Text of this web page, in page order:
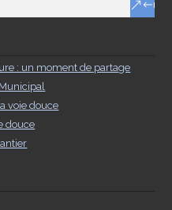
: un moment de partage
voie douce
douce